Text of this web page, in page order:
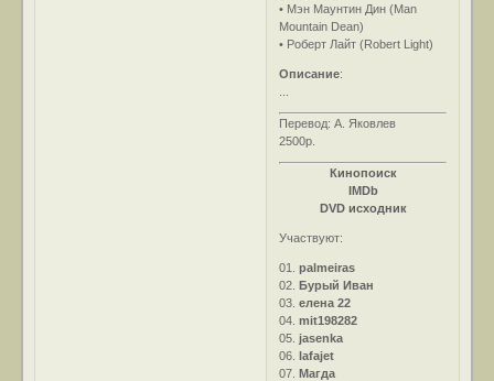
• Мэн Маунтин Дин (Man
Mountain Dean)
• Роберт Лайт (Robert Light)
Описание:
Перевод: А. Яковлев
2500р.
Кинопоиск
IMDb
DVD исходник
Участвуют:
01.palmeiras
02.Бурый Иван
03.елена 22
04.mit198282
05.jasenka
06.lafajet
07.Магда